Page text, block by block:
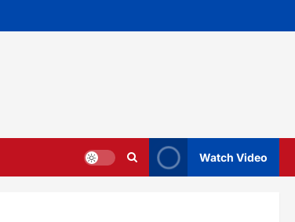
Watch Video